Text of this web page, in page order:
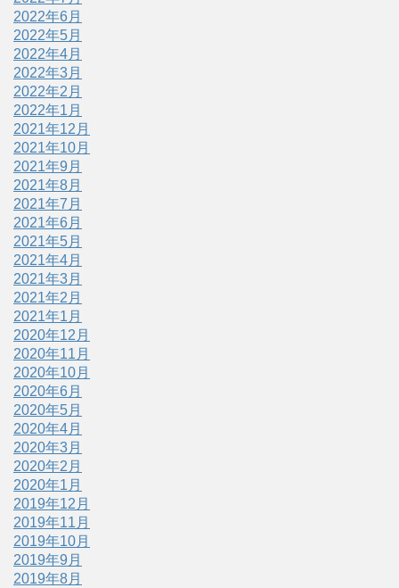
2022年6月
2022年5月
2022年4月
2022年3月
2022年2月
2022年1月
2021年12月
2021年10月
2021年9月
2021年8月
2021年7月
2021年6月
2021年5月
2021年4月
2021年3月
2021年2月
2021年1月
2020年12月
2020年11月
2020年10月
2020年6月
2020年5月
2020年4月
2020年3月
2020年2月
2020年1月
2019年12月
2019年11月
2019年10月
2019年9月
2019年8月